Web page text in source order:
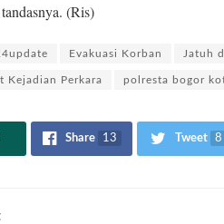
(Ris)
Evakuasi Korban Jatuh
Kejadian Perkara polresta bogor
Share 13 Tweet 8